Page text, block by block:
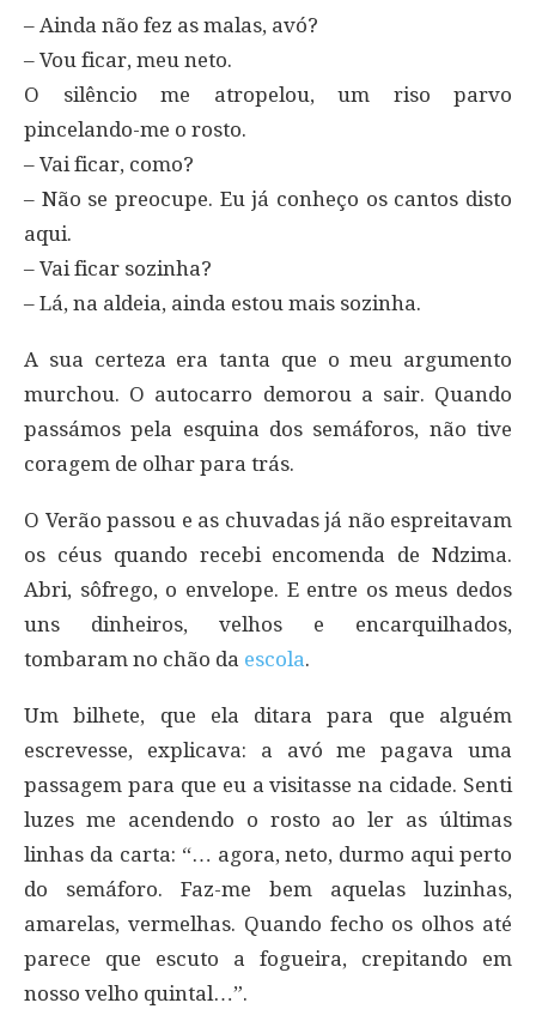
– Ainda não fez as malas, avó?
– Vou ficar, meu neto.
O silêncio me atropelou, um riso parvo
pincelando-me o rosto.
– Vai ficar, como?
– Não se preocupe. Eu já conheço os cantos disto
aqui.
– Vai ficar sozinha?
– Lá, na aldeia, ainda estou mais sozinha.
A sua certeza era tanta que o meu argumento
murchou. O autocarro demorou a sair. Quando
passámos pela esquina dos semáforos, não tive
coragem de olhar para trás.
O Verão passou e as chuvadas já não espreitavam
os céus quando recebi encomenda de Ndzima.
Abri, sôfrego, o envelope. E entre os meus dedos
uns dinheiros, velhos e encarquilhados,
tombaram no chão da escola.
Um bilhete, que ela ditara para que alguém
escrevesse, explicava: a avó me pagava uma
passagem para que eu a visitasse na cidade. Senti
luzes me acendendo o rosto ao ler as últimas
linhas da carta: “… agora, neto, durmo aqui perto
do semáforo. Faz-me bem aquelas luzinhas,
amarelas, vermelhas. Quando fecho os olhos até
parece que escuto a fogueira, crepitando em
nosso velho quintal…”.